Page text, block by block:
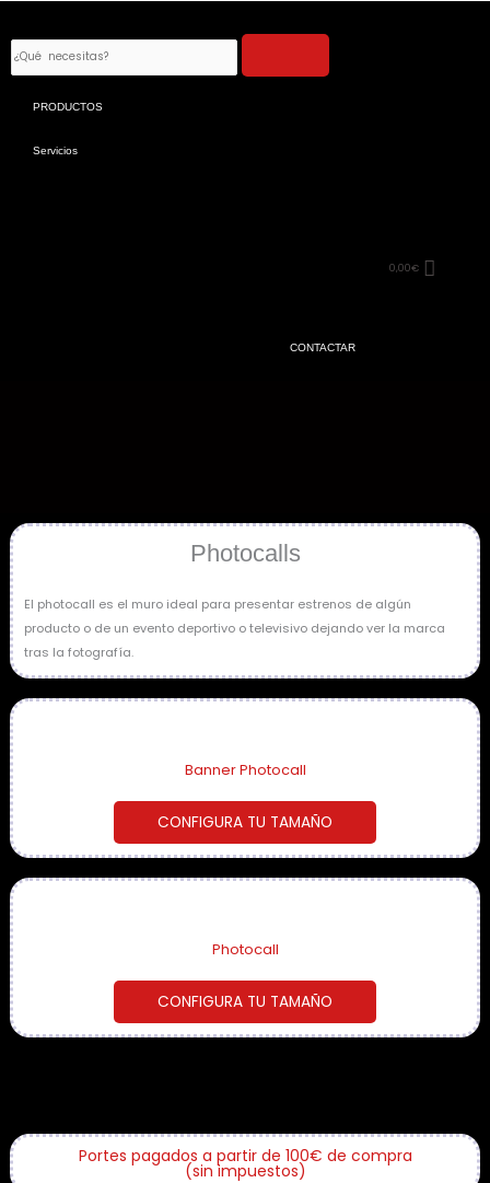
al
contenido
Search
PRODUCTOS
Servicios
0,00€
CONTACTAR
Photocalls
El photocall es el muro ideal para presentar estrenos de algún
producto o de un evento deportivo o televisivo dejando ver la marca
tras la fotografía.
Banner Photocall
CONFIGURA TU TAMAÑO
Photocall
CONFIGURA TU TAMAÑO
Portes pagados a partir de 100€ de compra
(sin impuestos)